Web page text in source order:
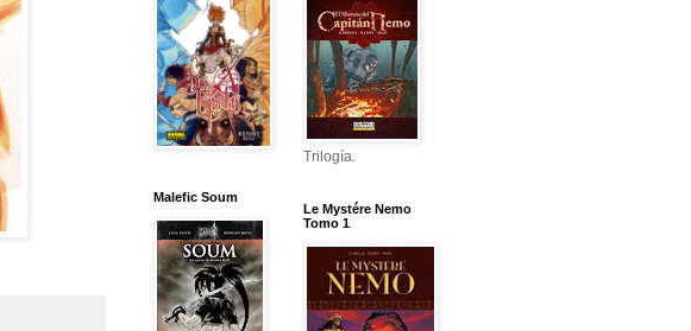
Malefic Soum
Trilogía.
Le Mystére Nemo
Tomo 1